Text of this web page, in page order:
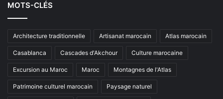
MOTS-CLÉS
Architecture traditionnelle Artisanat marocain Atlas marocain
Casablanca Cascades d'Akchour Culture marocaine
Excursion au Maroc Maroc Montagnes de l'Atlas
Patrimoine culturel marocain Paysage naturel